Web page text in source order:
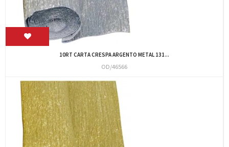
10RT CARTA CRESPA ARGENTO METAL 131...
OD/46566